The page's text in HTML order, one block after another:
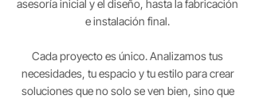
asesoría inicial y el diseño, hasta la fabricación
e instalación final.
Cada proyecto es único. Analizamos tus
necesidades, tu espacio y tu estilo para crear
soluciones que no solo se ven bien, sino que